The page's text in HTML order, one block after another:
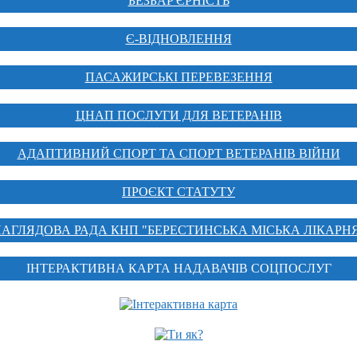
Є-ВІДНОВЛЕННЯ
ПАСАЖИРСЬКІ ПЕРЕВЕЗЕННЯ
ЦНАП ПОСЛУГИ ДЛЯ ВЕТЕРАНІВ
АДАПТИВНИЙ СПОРТ ТА СПОРТ ВЕТЕРАНІВ ВІЙНИ
ПРОЄКТ СТАТУТУ
РАДА КНП "БЕРЕСТИНСЬКА МІСЬКА
ІНТЕРАКТИВНА КАРТА НАДАВАЧІВ СОЦПОСЛУГ